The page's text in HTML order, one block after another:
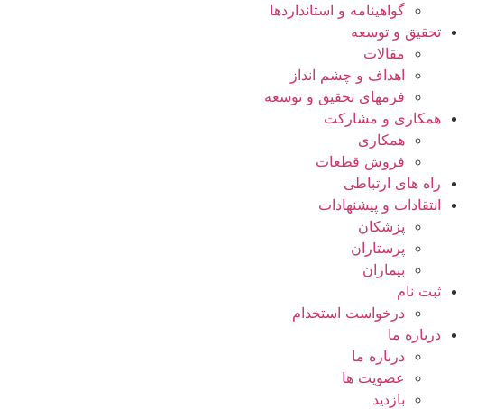
گواهينامه و استانداردها
تحقيق و توسعه
مقالات
اهداف و چشم انداز
فرمهای تحقیق و توسعه
همکاری و مشارکت
همکاری
فروش قطعات
راه های ارتباطی
انتقادات و پيشنهادات
پزشكان
پرستاران
بيماران
ثبت نام
درخواست استخدام
درباره ما
درباره ما
عضویت ها
بازدید